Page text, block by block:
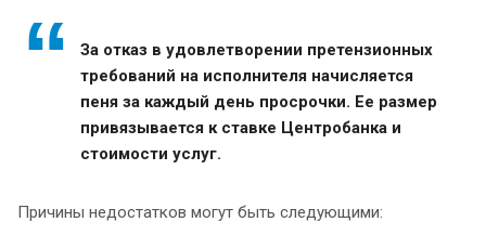
За отказ в удовлетворении претензионных
требований на исполнителя начисляется
пеня за каждый день просрочки. Ее размер
привязывается к ставке Центробанка и
стоимости услуг.
Причины недостатков могут быть следующими: